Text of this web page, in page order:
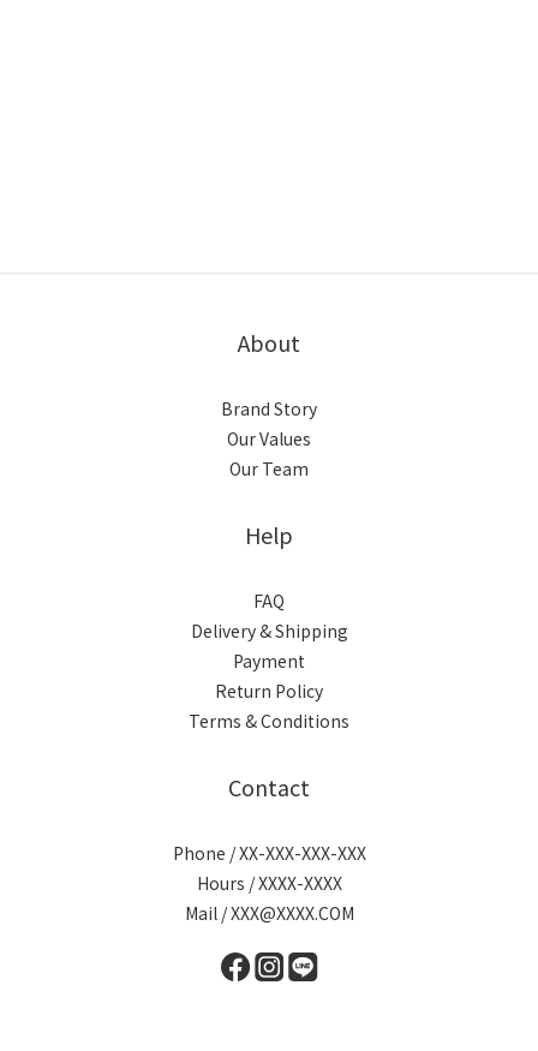
About
Brand Story
Our Values
Our Team
Help
FAQ
Delivery & Shipping
Payment
Return Policy
Terms & Conditions
Contact
Phone / XX-XXX-XXX-XXX
Hours / XXXX-XXXX
Mail / XXX@XXXX.COM